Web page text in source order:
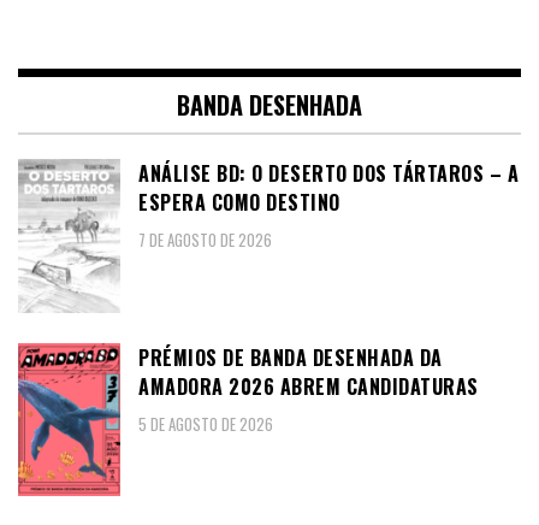
BANDA DESENHADA
ANÁLISE BD: O DESERTO DOS TÁRTAROS – A
ESPERA COMO DESTINO
7 DE AGOSTO DE 2026
PRÉMIOS DE BANDA DESENHADA DA
AMADORA 2026 ABREM CANDIDATURAS
5 DE AGOSTO DE 2026